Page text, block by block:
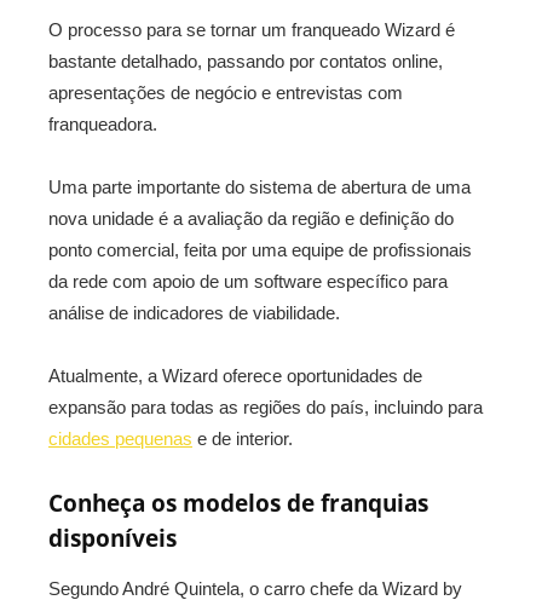
O processo para se tornar um franqueado Wizard é
bastante detalhado, passando por contatos online,
apresentações de negócio e entrevistas com
franqueadora.
Uma parte importante do sistema de abertura de uma
nova unidade é a avaliação da região e definição do
ponto comercial, feita por uma equipe de profissionais
da rede com apoio de um software específico para
análise de indicadores de viabilidade.
Atualmente, a Wizard oferece oportunidades de
expansão para todas as regiões do país, incluindo para
cidades pequenas e de interior.
Conheça os modelos de franquias
disponíveis
Segundo André Quintela, o carro chefe da Wizard by